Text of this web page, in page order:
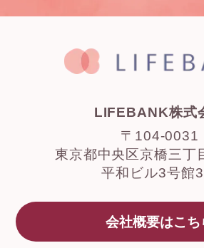
LIFEBANK株式
〒104-0031
東京都中央区京橋三丁
平和ビル3号館
会社概要はこち